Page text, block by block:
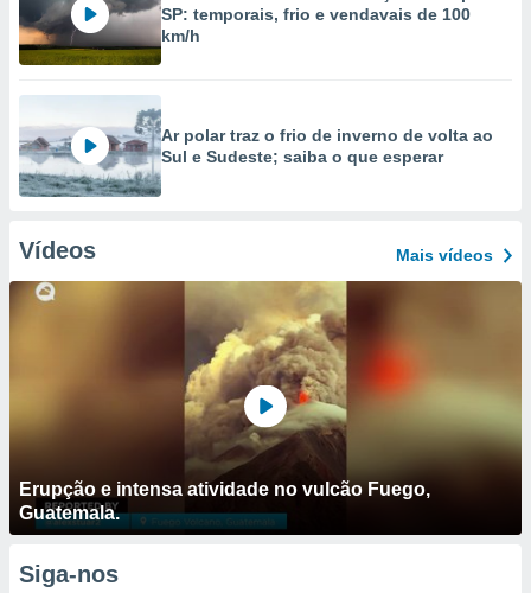
SP: temporais, frio e vendavais de 100
km/h
Ar polar traz o frio de inverno de volta ao
Sul e Sudeste; saiba o que esperar
Vídeos Mais vídeos
Erupção e intensa atividade no vulcão Fuego,
Guatemala.
Siga-nos